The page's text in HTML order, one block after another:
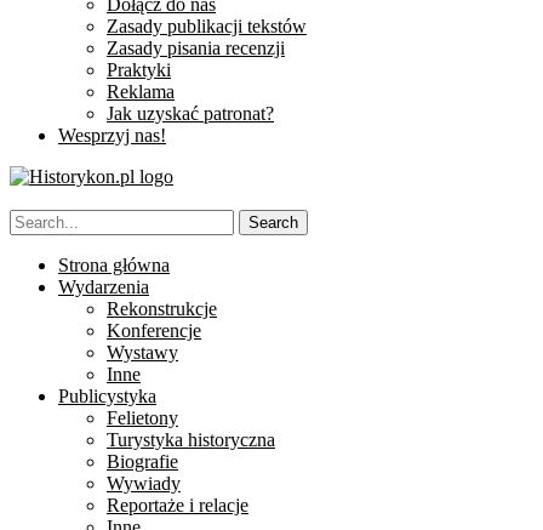
Dołącz do nas
Zasady publikacji tekstów
Zasady pisania recenzji
Praktyki
Reklama
Jak uzyskać patronat?
Wesprzyj nas!
Strona główna
Wydarzenia
Rekonstrukcje
Konferencje
Wystawy
Inne
Publicystyka
Felietony
Turystyka historyczna
Biografie
Wywiady
Reportaże i relacje